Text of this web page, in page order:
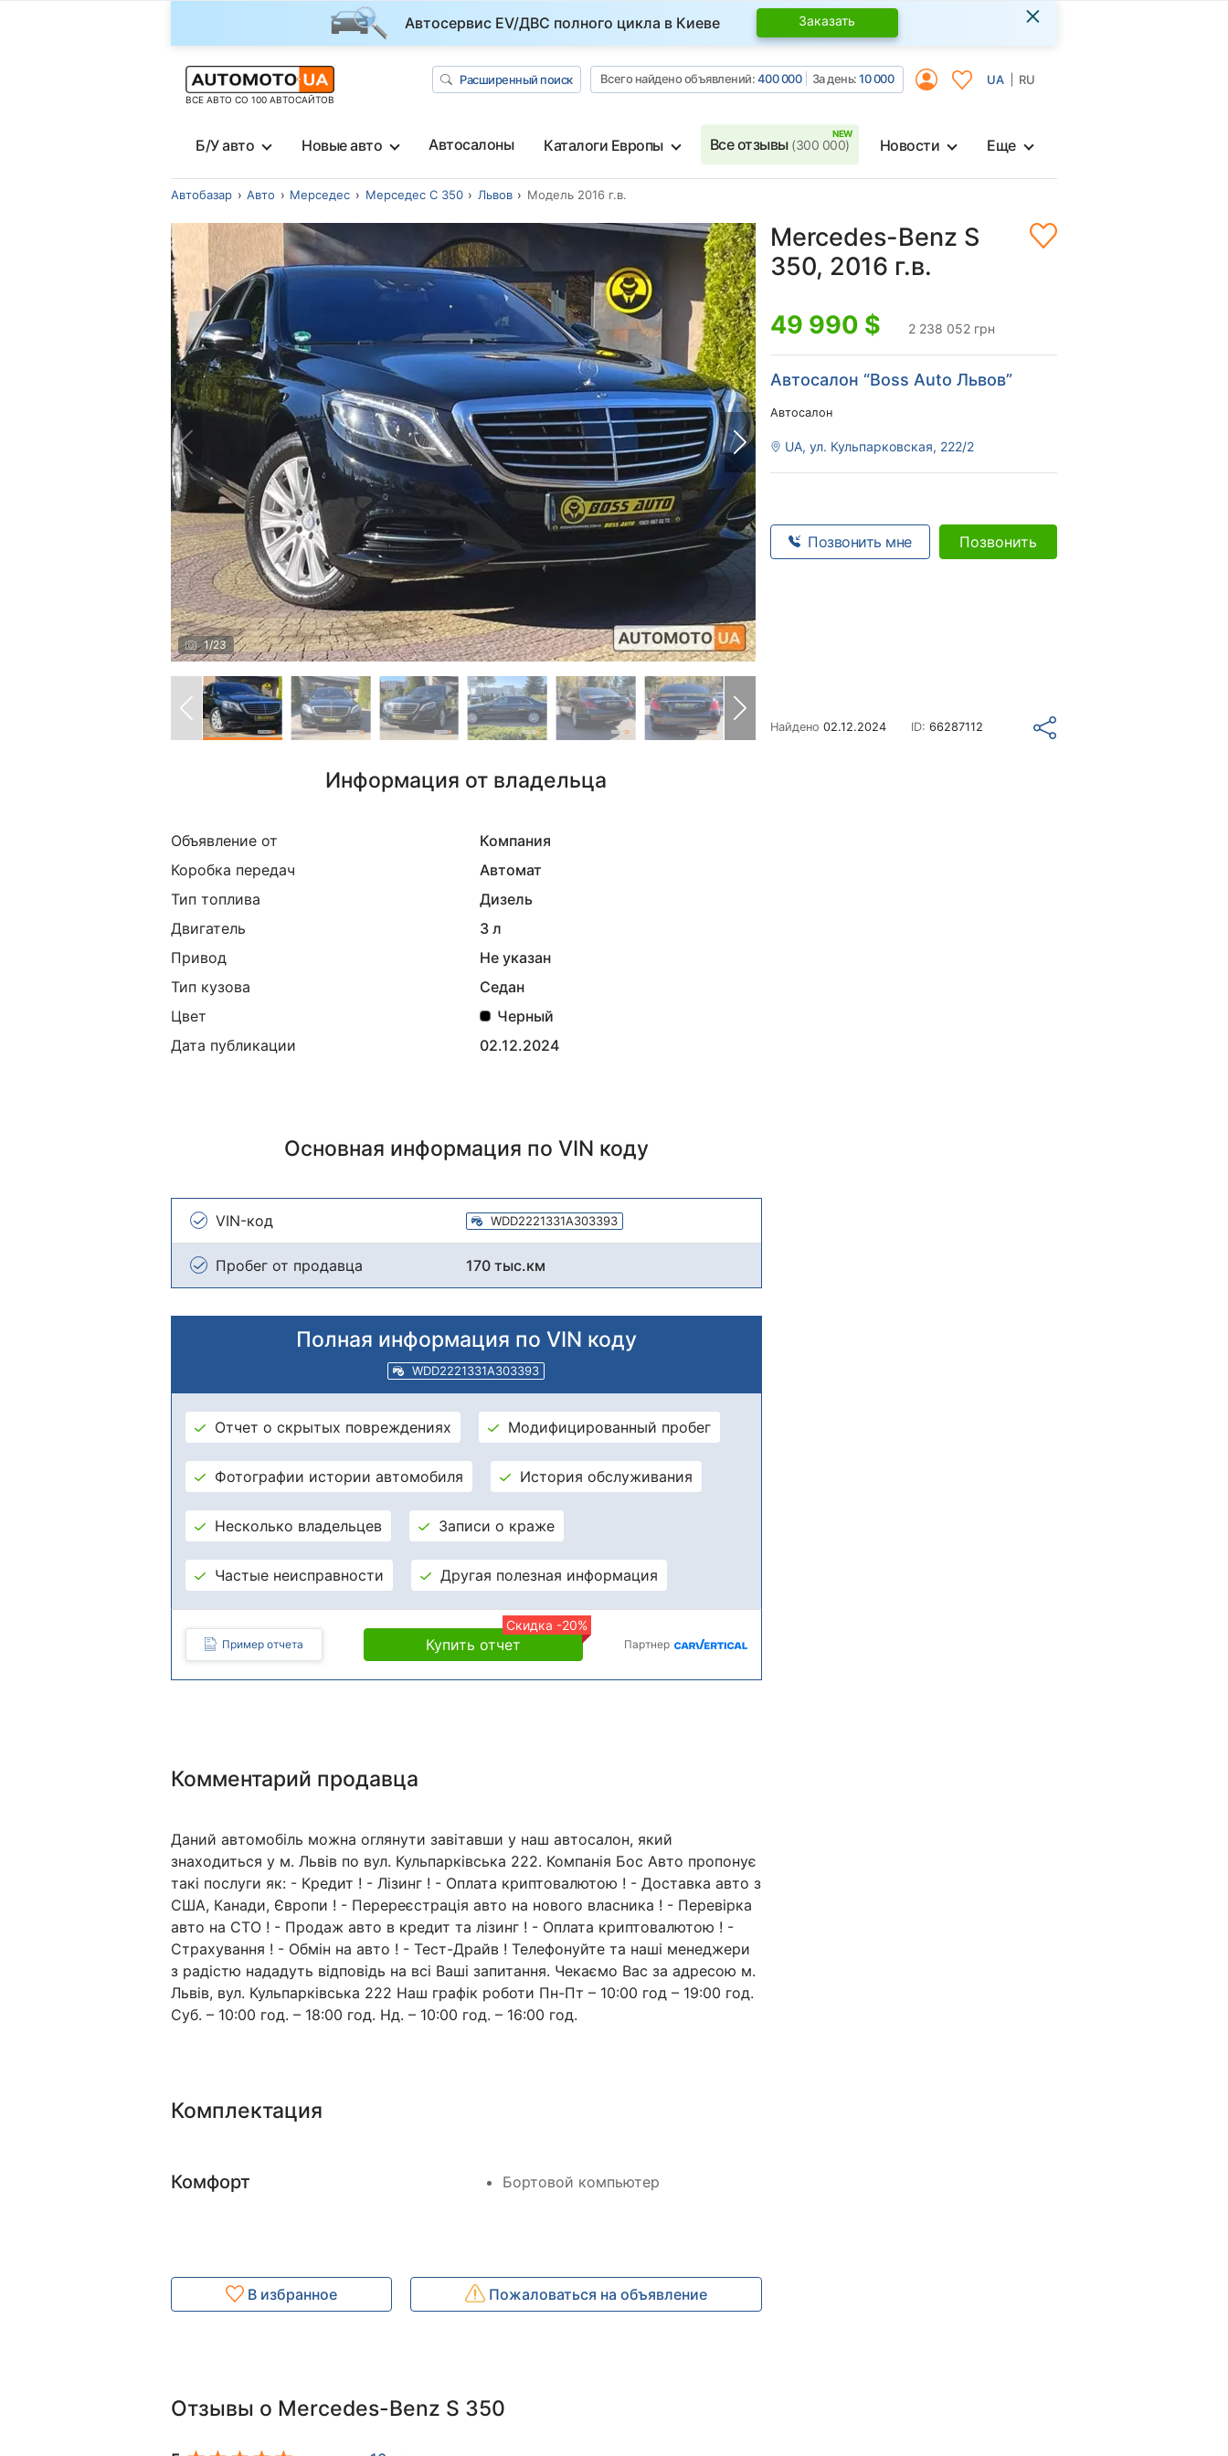
Автосервис EV/ДВС полного цикла в Киеве Заказать ×
ВСЕ АВТО СО 100 АВТОСАЙТОВ
Расширенный поиск Всего найдено объявлений:400 000 За день:10 000 UA RU
Б/У авто Новые авто Автосалоны Каталоги Европы Все отзывы (300 000) Новости Еще
Автобазар Авто Мерседес Мерседес С 350 Львов Модель 2016 г.в.
1/23
Mercedes-Benz S
350, 2016 г.в.
49 990 $ 2 238 052 грн
Автосалон “Boss Auto Львов”
Автосалон
UA, ул. Кульпарковская, 222/2
Позвонить мне Позвонить
Найдено 02.12.2024 ID: 66287112
Информация от владельца
Объявление от
Компания
Коробка передач
Автомат
Тип топлива
Дизель
Двигатель
3 л
Привод
Не указан
Тип кузова
Седан
Цвет
Черный
Дата публикации
02.12.2024
Основная информация по VIN коду
VIN-код WDD2221331A303393
Пробег от продавца 170 тыс.км
Полная информация по VIN коду
WDD2221331A303393
Отчет о скрытых повреждениях Модифицированный пробег
Фотографии истории автомобиля История обслуживания
Несколько владельцев Записи о краже
Частые неисправности Другая полезная информация
Пример отчета
Скидка -20%
Купить отчет Партнер
Комментарий продавца
Даний автомобіль можна оглянути завітавши у наш автосалон, який
знаходиться у м. Львів по вул. Кульпарківська 222. Компанія Бос Авто пропонує
такі послуги як: - Кредит ! - Лізинг ! - Оплата криптовалютою ! - Доставка авто з
США, Канади, Європи ! - Перереєстрація авто на нового власника ! - Перевірка
авто на СТО ! - Продаж авто в кредит та лізинг ! - Оплата криптовалютою ! -
Страхування ! - Обмін на авто ! - Тест-Драйв ! Телефонуйте та наші менеджери
з радістю нададуть відповідь на всі Ваші запитання. Чекаємо Вас за адресою м.
Львів, вул. Кульпарківська 222 Наш графік роботи Пн-Пт – 10:00 год – 19:00 год.
Суб. – 10:00 год. – 18:00 год. Нд. – 10:00 год. – 16:00 год.
Комплектация
Комфорт Бортовой компьютер
В избранное Пожаловаться на объявление
Отзывы о Mercedes-Benz S 350